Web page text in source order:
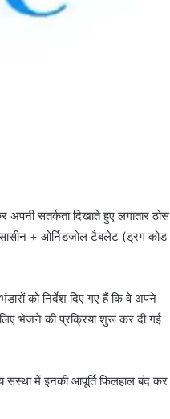
सतर्कता दिखाते हुए लगातार ठोस
+ ओर्निडजोल टैबलेट (ड्रग कोड
को निर्देश दिए गए हैं कि वे अपने
भेजने की प्रक्रिया शुरू कर दी गई
संस्था में इनकी आपूर्ति फिलहाल बंद कर